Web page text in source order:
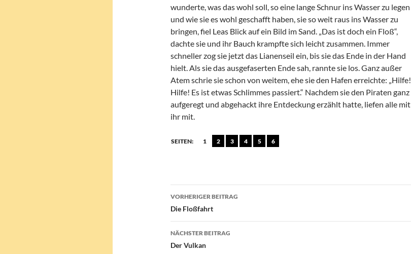
wunderte, was das wohl soll, so eine lange Schnur ins Wasser zu legen
und wie sie es wohl geschafft haben, sie so weit raus ins Wasser zu
bringen, fiel Leas Blick auf ein Bild im Sand. „Das ist doch ein Floß“,
dachte sie und ihr Bauch krampfte sich leicht zusammen. Immer
schneller zog sie jetzt das Lianenseil ein, bis sie das Ende in der Hand
hielt. Als sie das ausgefaserten Ende sah, rannte sie los. Ganz außer
Atem schrie sie schon von weitem, ehe sie den Hafen erreichte: „Hilfe!
Hilfe! Es ist etwas Schlimmes passiert.“ Nachdem sie den Piraten ganz
aufgeregt und abgehackt ihre Entdeckung erzählt hatte, liefen alle mit
ihr mit.
SEITEN: 1 2 3 4 5 6
Beitragsnavigation
VORHERIGER BEITRAG
Die Floßfahrt
NÄCHSTER BEITRAG
Der Vulkan